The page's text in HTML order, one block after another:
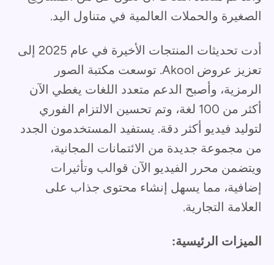
الصغيرة والحملات العالمية في متناول اليد.
أدت تحديثات المنتجات الأخيرة في عام 2025 إلى
تعزيز عروض Akool. توسعت مكتبة الصور
الرمزية، وأصبح الدعم متعدد اللغات يغطي الآن
أكثر من 100 لغة، وتم تحسين الالتزام الفوري
لتوليد فيديو أكثر دقة. يستفيد المستخدمون الجدد
من مجموعة جديدة من الائتمانات المجانية،
ويتضمن محرر الفيديو الآن قوالب وتأثيرات
إضافية، مما يسهل إنشاء محتوى جذاب على
العلامة التجارية.
الميزات الرئيسية: